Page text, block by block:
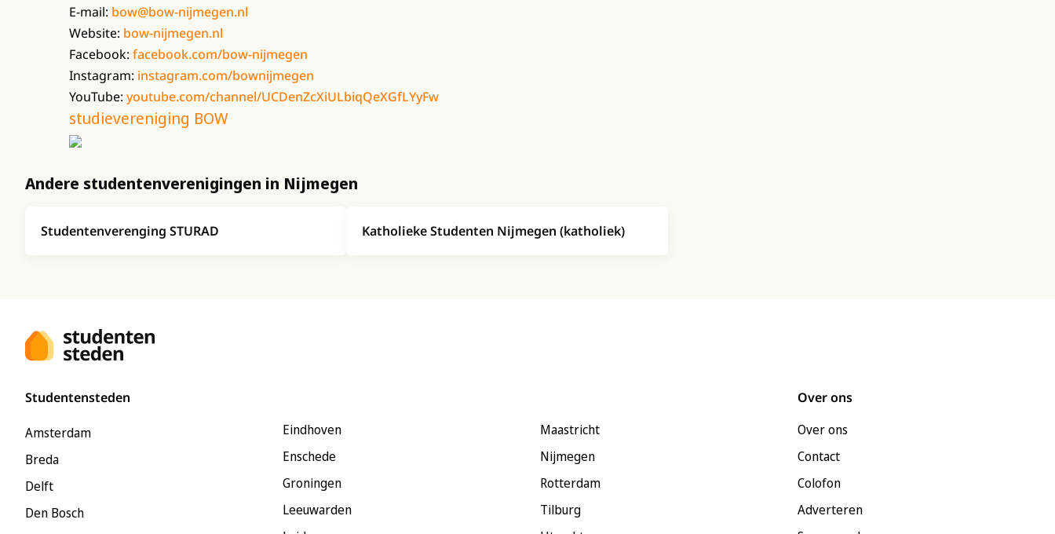
E-mail: bow@bow-nijmegen.nl
Website: bow-nijmegen.nl
Facebook: facebook.com/bow-nijmegen
Instagram: instagram.com/bownijmegen
YouTube: youtube.com/channel/UCDenZcXiULbiqQeXGfLYyFw
studievereniging BOW
Andere studentenverenigingen in Nijmegen
Studentenverenging STURAD Katholieke Studenten Nijmegen (katholiek)
Studentensteden
Amsterdam
Breda
Delft
Den Bosch
Eindhoven
Enschede
Groningen
Leeuwarden
Maastricht
Nijmegen
Rotterdam
Tilburg
Over ons
Over ons
Contact
Colofon
Adverteren